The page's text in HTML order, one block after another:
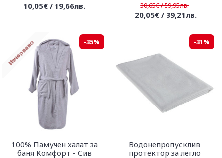
10,05€ / 19,66лв.
30,65€ / 59,95лв.
20,05€ / 39,21лв.
-35%
100% Памучен халат за
баня Комфорт - Сив
-31%
Водонепропусклив
протектор за легло